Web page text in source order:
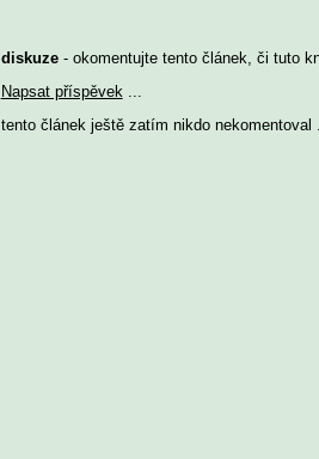
diskuze- okomentujte tento článek, či tuto
Napsat příspěvek
tento článek ještě zatím nikdo nekomentoval